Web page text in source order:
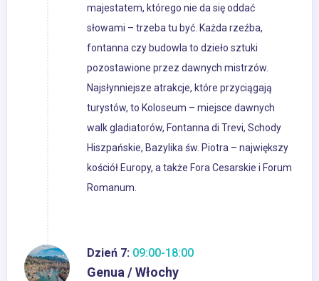
majestatem, którego nie da się oddać
słowami – trzeba tu być. Każda rzeźba,
fontanna czy budowla to dzieło sztuki
pozostawione przez dawnych mistrzów.
Najsłynniejsze atrakcje, które przyciągają
turystów, to Koloseum – miejsce dawnych
walk gladiatorów, Fontanna di Trevi, Schody
Hiszpańskie, Bazylika św. Piotra – największy
kościół Europy, a także Fora Cesarskie i Forum
Romanum.
Dzień 7: 09:00-18:00
Genua / Włochy